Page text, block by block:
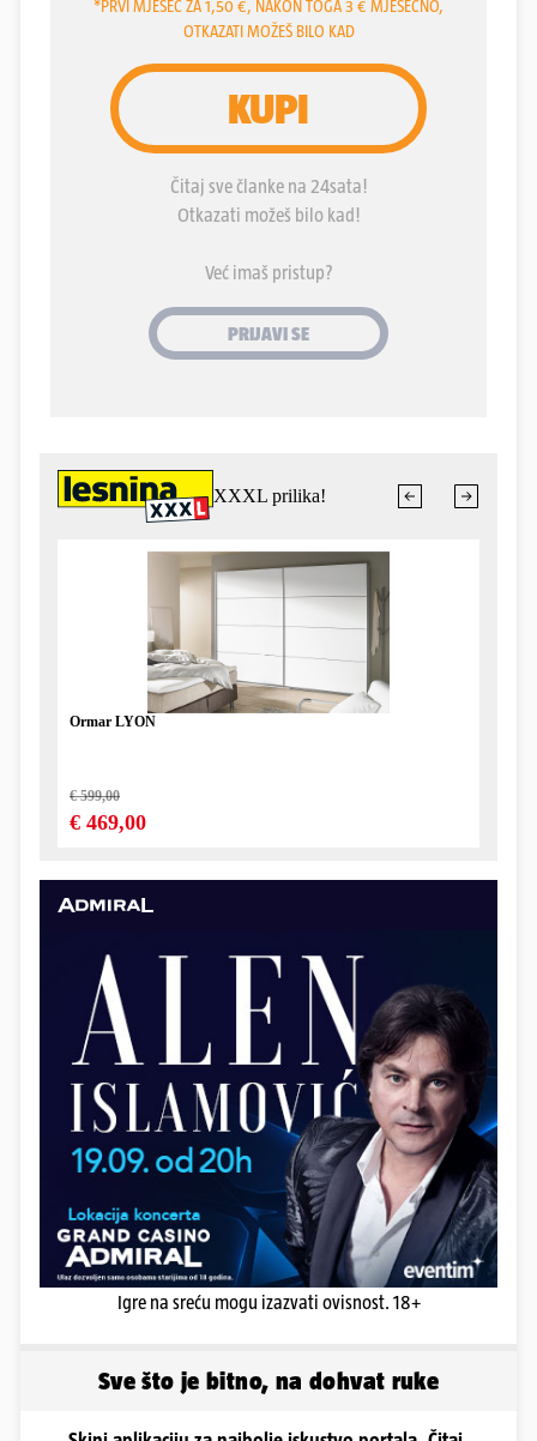
Igre na sreću mogu izazvati ovisnost. 18+
Sve što je bitno, na dohvat ruke